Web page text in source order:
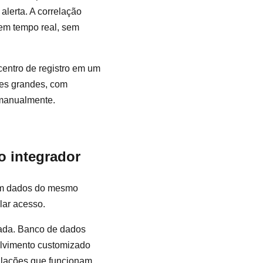
A correlação
tempo real, sem
de registro em um
grandes, com
integrador
dados do mesmo
acesso.
Banco de dados
customizado